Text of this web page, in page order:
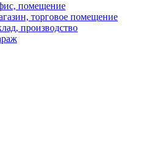
помещение
торговое помещение
производство